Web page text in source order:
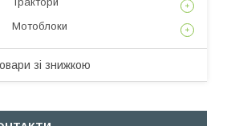
Мотоблоки
зі знижкою